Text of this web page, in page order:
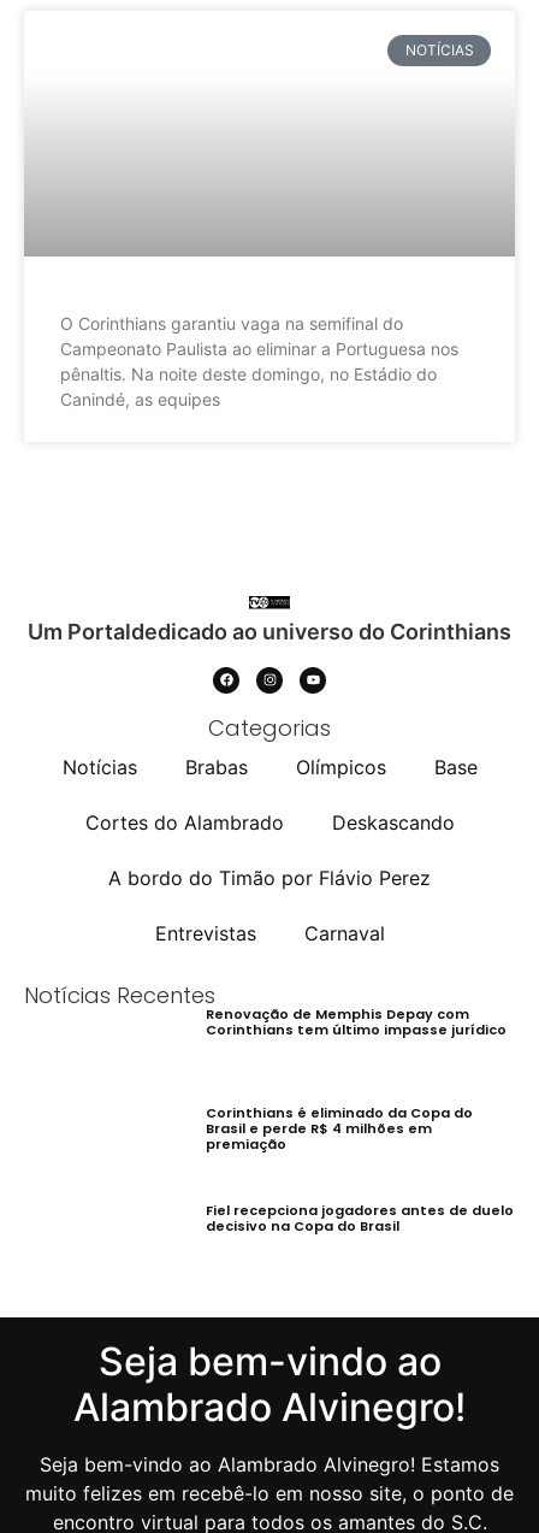
NOTÍCIAS
O Corinthians garantiu vaga na semifinal do
Campeonato Paulista ao eliminar a Portuguesa nos
pênaltis. Na noite deste domingo, no Estádio do
Canindé, as equipes
Um Portaldedicado ao universo do Corinthians
Categorias
Notícias Brabas Olímpicos Base
Cortes do Alambrado Deskascando
A bordo do Timão por Flávio Perez
Entrevistas Carnaval
Notícias Recentes
Renovação de Memphis Depay com
Corinthians tem último impasse jurídico
Corinthians é eliminado da Copa do
Brasil e perde R$ 4 milhões em
premiação
Fiel recepciona jogadores antes de duelo
decisivo na Copa do Brasil
Seja bem-vindo ao
Alambrado Alvinegro!
Seja bem-vindo ao Alambrado Alvinegro! Estamos
muito felizes em recebê-lo em nosso site, o ponto de
encontro virtual para todos os amantes do S.C.